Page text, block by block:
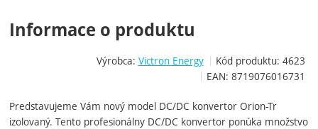
Informace o produktu
Výrobca: Victron Energy Kód produktu: 4623
EAN: 8719076016731
Predstavujeme Vám nový model DC/DC konvertor Orion-Tr
izolovaný. Tento profesionálny DC/DC konvertor ponúka množstvo